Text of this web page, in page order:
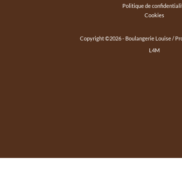
Politique de
Cookies
Copyright ©2026- Boulangerie Louise /
L4M